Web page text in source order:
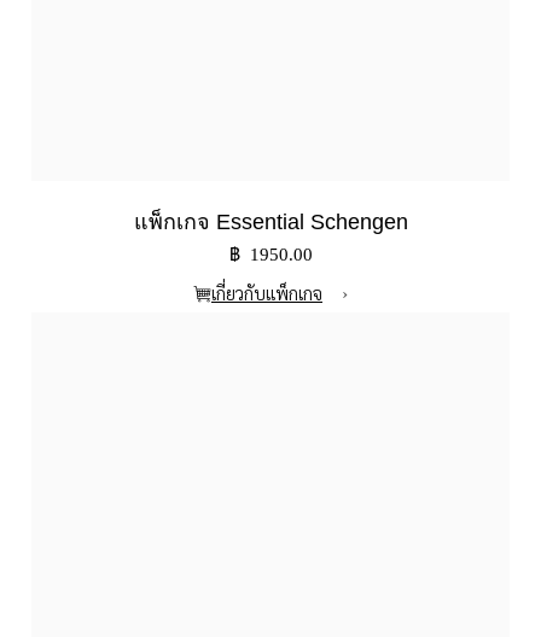
แพ็กเกจ Essential Schengen
฿ 1950.00
เกี่ยวกับแพ็กเกจ ›